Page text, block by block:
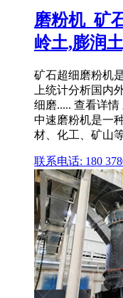
磨粉机_矿
岭土,膨润
矿石超细磨粉机
上统计分析国内
细磨..... 查看详
中速磨粉机是一
材、化工、矿山
联系电话: 180